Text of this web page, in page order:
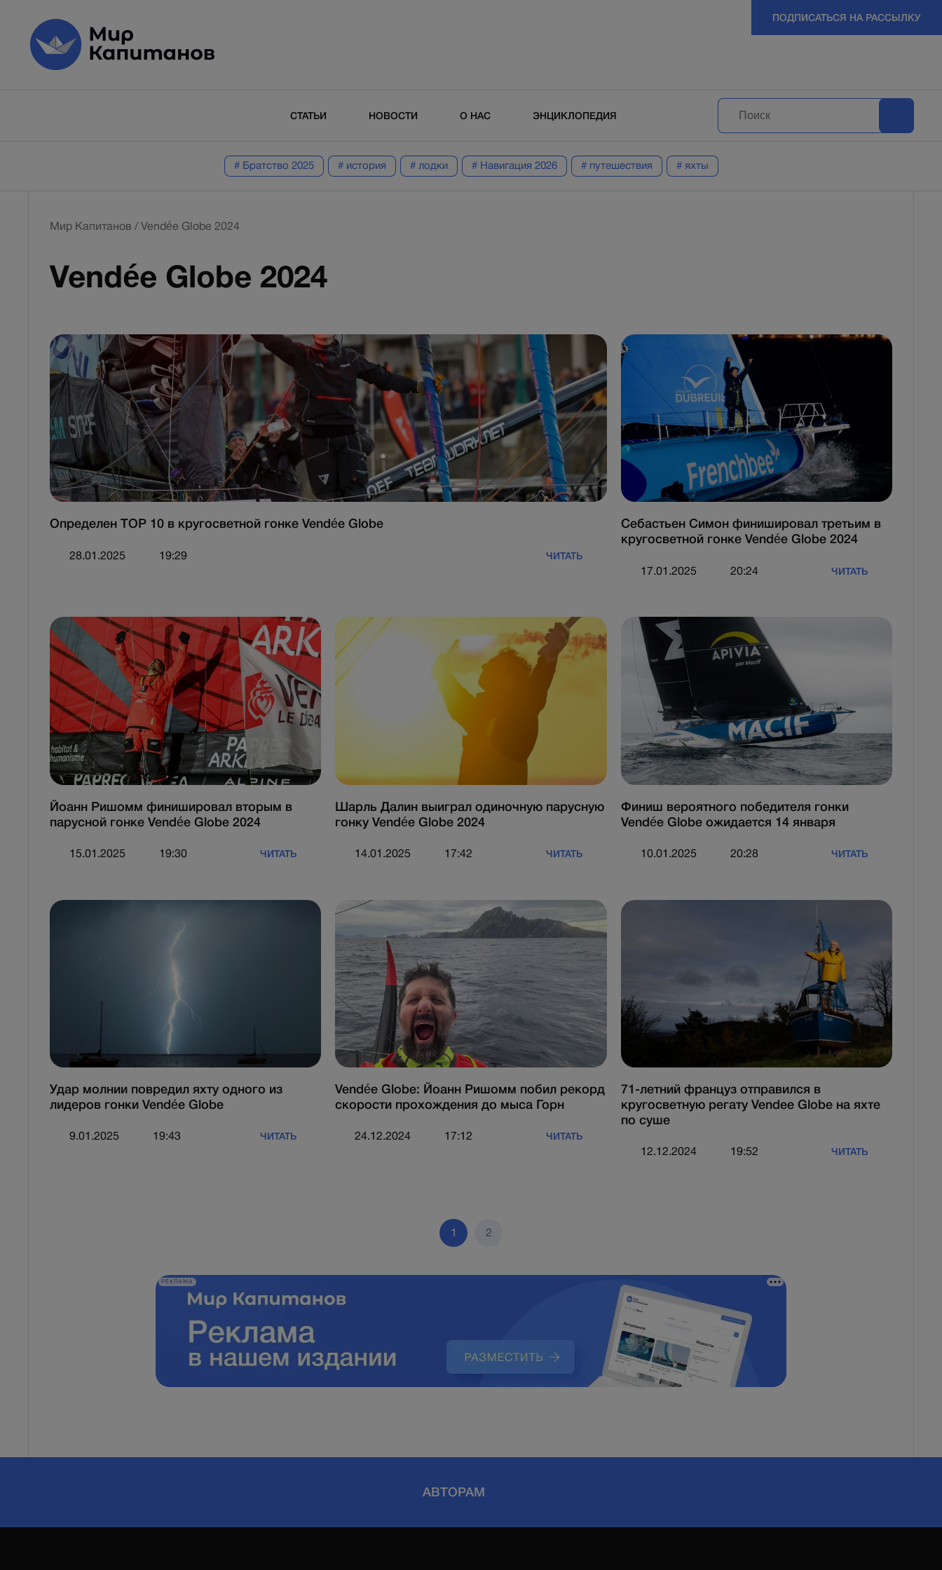
ПОДПИСАТЬСЯ НА РАССЫЛКУ
СТАТЬИ НОВОСТИ О НАС ЭНЦИКЛОПЕДИЯ
# Братство 2025 # история # лодки # Навигация 2026 # путешествия # яхты
Мир Капитанов / Vendée Globe 2024
Vendée Globe 2024
Определен TOP 10 в кругосветной гонке Vendée Globe
28.01.2025 19:29 ЧИТАТЬ
Себастьен Симон финишировал третьим в
кругосветной гонке Vendée Globe 2024
17.01.2025 20:24 ЧИТАТЬ
Йоанн Ришомм финишировал вторым в
парусной гонке Vendée Globe 2024
15.01.2025 19:30 ЧИТАТЬ
Шарль Далин выиграл одиночную парусную
гонку Vendée Globe 2024
14.01.2025 17:42 ЧИТАТЬ
Финиш вероятного победителя гонки
Vendée Globe ожидается 14 января
10.01.2025 20:28 ЧИТАТЬ
Удар молнии повредил яхту одного из
лидеров гонки Vendée Globe
9.01.2025 19:43 ЧИТАТЬ
Vendée Globe: Йоанн Ришомм побил рекорд
скорости прохождения до мыса Горн
24.12.2024 17:12 ЧИТАТЬ
71-летний француз отправился в
кругосветную регату Vendee Globe на яхте
по суше
12.12.2024 19:52 ЧИТАТЬ
1 2
РЕКЛАМА
АВТОРАМ